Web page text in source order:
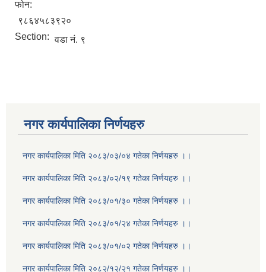
फोन:
९८६४५८३९२०
Section: वडा न‌ं. ९
नगर कार्यपालिका निर्णयहरु
नगर कार्यपालिका मिति २०८३/०३/०४ गतेका निर्णयहरु ।।
नगर कार्यपालिका मिति २०८३/०२/१९ गतेका निर्णयहरु ।।
नगर कार्यपालिका मिति २०८३/०१/३० गतेका निर्णयहरु ।।
नगर कार्यपालिका मिति २०८३/०१/२४ गतेका निर्णयहरु ।।
नगर कार्यपालिका मिति २०८३/०१/०२ गतेका निर्णयहरु ।।
नगर कार्यपालिका मिति २०८२/१२/२१ गतेका निर्णयहरु ।।